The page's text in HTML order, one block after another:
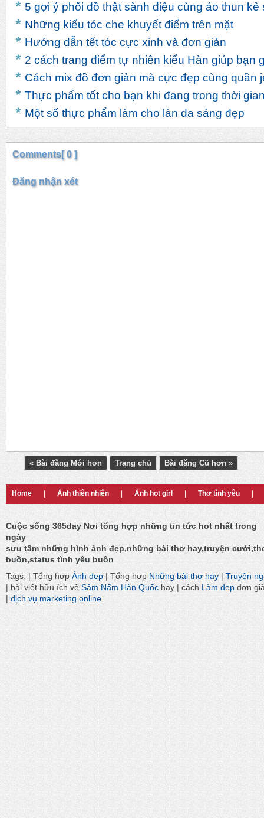
5 gợi ý phối đồ thật sành điệu cùng áo thun kẻ
Những kiểu tóc che khuyết điểm trên mặt
Hướng dẫn tết tóc cực xinh và đơn giản
2 cách trang điểm tự nhiên kiểu Hàn giúp bạn
Cách mix đồ đơn giản mà cực đẹp cùng quần
Thực phẩm tốt cho bạn khi đang trong thời
Một số thực phẩm làm cho làn da sáng đẹp
Comments[ 0 ]
Đăng nhận xét
« Bài đăng Mới hơn Trang chủ Bài đăng Cũ hơn »
Home Ảnh thiên nhiên Ảnh hot girl Thơ tình yêu
Cuộc sống 365day Nơi tổng hợp những tin tức hot nhất trong
ngày
sưu tầm những hình ảnh đẹp,những bài thơ hay,truyện
buồn,status tình yêu buồn
Tags: | Tổng hợp Ảnh đẹp | Tổng hợp Những bài thơ hay | Truyện
| bài viết hữu ích về Sâm Nấm Hàn Quốc hay | cách Làm đẹp đơn
|dịch vụ marketing online